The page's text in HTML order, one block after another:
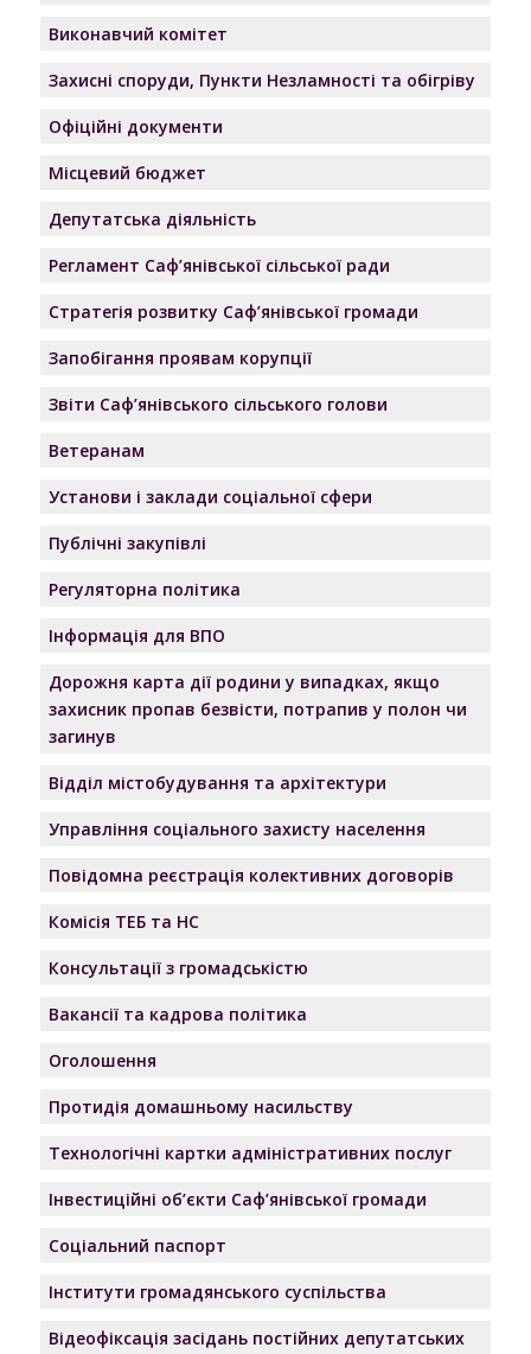
Виконавчий комітет
Захисні споруди, Пункти Незламності та обігріву
Офіційні документи
Місцевий бюджет
Депутатська діяльність
Регламент Саф’янівської сільської ради
Стратегія розвитку Саф’янівської громади
Запобігання проявам корупції
Звіти Саф’янівського сільського голови
Ветеранам
Установи і заклади соціальної сфери
Публічні закупівлі
Регуляторна політика
Інформація для ВПО
Дорожня карта дії родини у випадках, якщо
захисник пропав безвісти, потрапив у полон чи
загинув
Відділ містобудування та архітектури
Управління соціального захисту населення
Повідомна реєстрація колективних договорів
Комісія ТЕБ та НС
Консультації з громадськістю
Вакансії та кадрова політика
Оголошення
Протидія домашньому насильству
Технологічні картки адміністративних послуг
Інвестиційні об’єкти Саф’янівської громади
Соціальний паспорт
Інститути громадянського суспільства
Відеофіксація засідань постійних депутатських